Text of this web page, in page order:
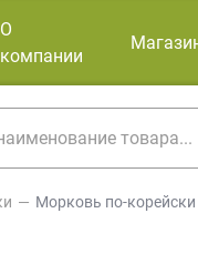
О
компании
Морковь по-корейски